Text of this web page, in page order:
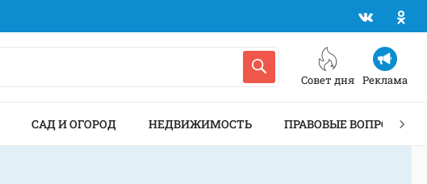
Совет дня Реклама
САД И ОГОРОД НЕДВИЖИМОСТЬ ПРАВОВЫЕ ВОПРОСЫ